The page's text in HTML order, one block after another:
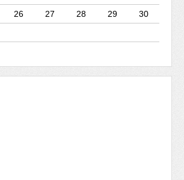
26 27 28 29
30